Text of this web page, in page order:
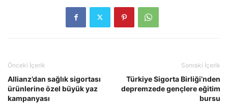
Önceki İçerik
Allianz’dan sağlık sigortası
ürünlerine özel büyük yaz
kampanyası
Sonraki İçerik
Türkiye Sigorta Birliği’nden
depremzede gençlere eğitim
bursu